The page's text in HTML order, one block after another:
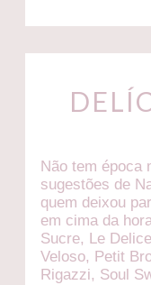
Não tem época
sugestões de
quem deixou
em cima da
Sucre, Le
Veloso, Petit
Rigazzi, Soul